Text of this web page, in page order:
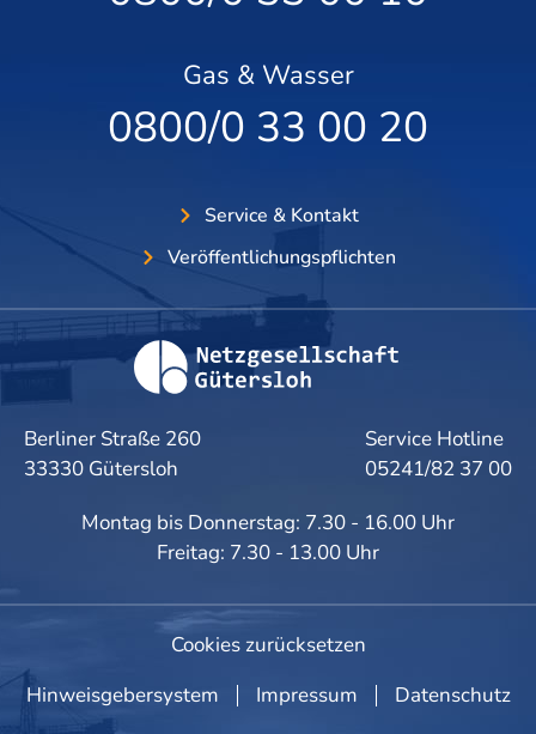
Gas & Wasser
0800/0 33 00 20
Service & Kontakt
Veröffentlichungspflichten
Berliner Straße 260
33330 Gütersloh
Service Hotline
05241/82 37 00
Montag bis Donnerstag: 7.30 - 16.00 Uhr
Freitag: 7.30 - 13.00 Uhr
Cookies zurücksetzen
Hinweisgebersystem
Impressum Datenschutz